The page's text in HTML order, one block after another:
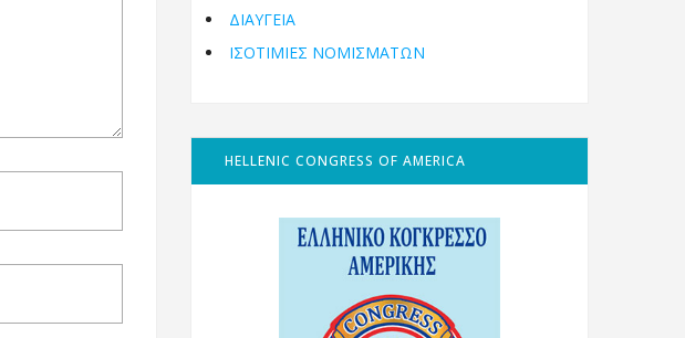
ΔΙΑΥΓΕΙΑ
ΙΣΟΤΙΜΙΕΣ ΝΟΜΙΣΜΑΤΩΝ
HELLENIC CONGRESS OF AMERICA